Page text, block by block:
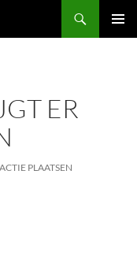
ER
PLAATSEN